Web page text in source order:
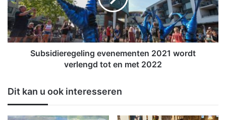
u
w
e
p
c
t
e
d
i
e
r
i
n
g
Subsidieregeling evenementen 2021 wordt
verlengd tot en met 2022
Dit kan u ook interesseren